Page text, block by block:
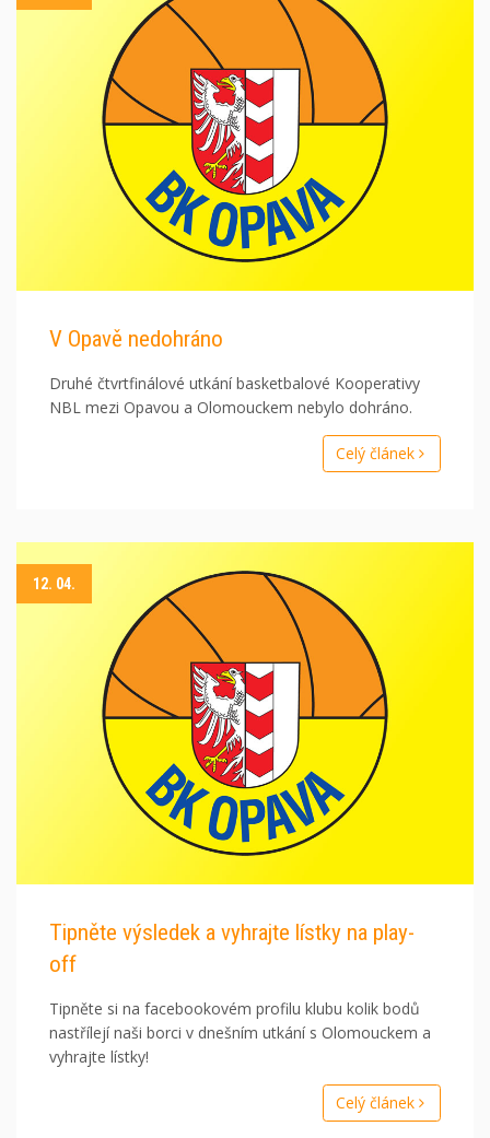
V Opavě nedohráno
Druhé čtvrtfinálové utkání basketbalové Kooperativy
NBL mezi Opavou a Olomouckem nebylo dohráno.
Celý článek
12. 04.
Tipněte výsledek a vyhrajte lístky na play-
off
Tipněte si na facebookovém profilu klubu kolik bodů
nastřílejí naši borci v dnešním utkání s Olomouckem a
vyhrajte lístky!
Celý článek